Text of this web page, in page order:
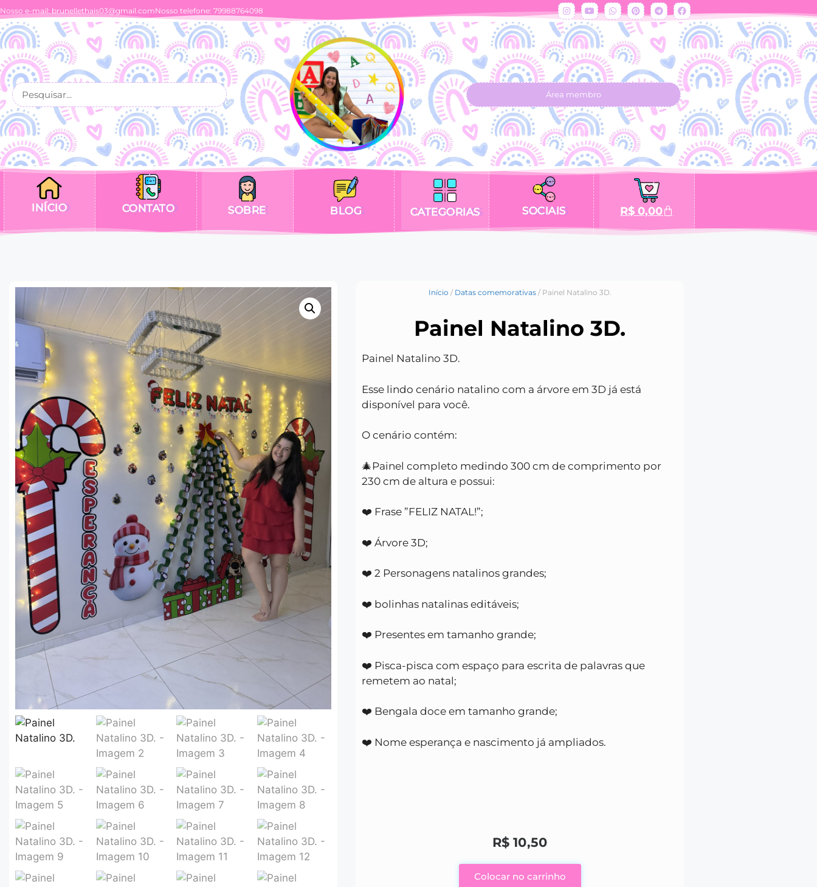
Nosso e-mail:brunellethais03@gmail.comNosso telefone: 79988764098
Área membro
INÍCIO CONTATO SOBRE BLOG CATEGORIAS SOCIAIS R$ 0,00
Início / Datas comemorativas/ Painel Natalino 3D.
Painel Natalino 3D.
Painel Natalino 3D.
Esse lindo cenário natalino com a árvore em 3D já está
disponível para você.
O cenário contém:
🎄Painel completo medindo 300 cm de comprimento por
230 cm de altura e possui:
❤️ Frase ”FELIZ NATAL!”;
❤️ Árvore 3D;
❤️ 2 Personagens natalinos grandes;
❤️ bolinhas natalinas editáveis;
❤️ Presentes em tamanho grande;
❤️ Pisca-pisca com espaço para escrita de palavras que
remetem ao natal;
❤️ Bengala doce em tamanho grande;
❤️ Nome esperança e nascimento já ampliados.
R$ 10,50
Colocar no carrinho